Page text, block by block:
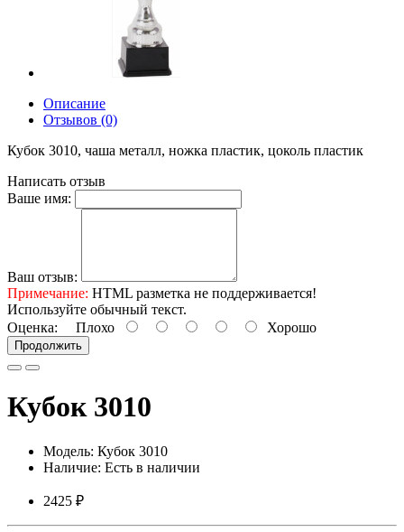
Описание
Отзывов (0)
Кубок 3010, чаша металл, ножка пластик, цоколь пластик
Написать отзыв
Ваше имя:
Ваш отзыв:
Примечание: HTML разметка не поддерживается!
Используйте обычный текст.
Оценка: Плохо Хорошо
Продолжить
Кубок 3010
Модель: Кубок 3010
Наличие: Есть в наличии
2425 ₽